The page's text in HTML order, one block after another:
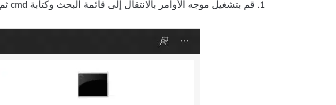
1. قم بتشغيل موجه الأوامر بالانتقال إلى قائمة البحث وكتابة cmd ثم النقر فوق تشغيل كمسؤول ، كما هو موضح.